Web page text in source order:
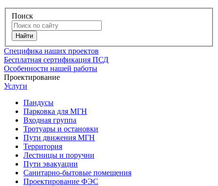
Поиск
Специфика наших проектов
Бесплатная сертификация ПСД
Особенности нашей работы
Проектирование
Услуги
Пандусы
Парковка для МГН
Входная группа
Тротуары и остановки
Пути движения МГН
Территория
Лестницы и поручни
Пути эвакуации
Санитарно-бытовые помещения
Проектирование ФЭС